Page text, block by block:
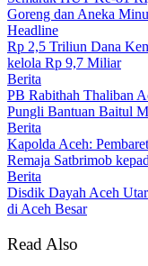
Goreng dan Aneka
Headline
Rp 2,5 Triliun Dana
kelola Rp 9,7 Miliar
Berita
PB Rabithah Thaliban
Pungli Bantuan Baitul
Berita
Kapolda Aceh:
Remaja Satbrimob
Berita
Disdik Dayah Aceh
di Aceh Besar
Read Also